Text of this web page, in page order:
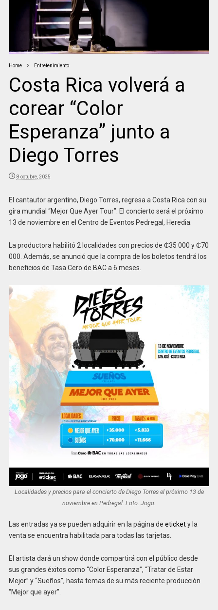
Home Entretenimiento
Costa Rica volverá a
corear “Color
Esperanza” junto a
Diego Torres
8 octubre, 2025
El cantautor argentino, Diego Torres, regresa a Costa Rica con su
gira mundial “Mejor Que Ayer Tour”. El concierto será el próximo
13 de noviembre en el Centro de Eventos Pedregal, Heredia.
La productora habilitó 2 localidades con precios de ₵35 000 y ₵70
000. Además, se anunció que la compra de los boletos tendrá los
beneficios de Tasa Cero de BAC a 6 meses.
Localidades y precios para el concierto de Diego Torres el próximo 13 de
noviembre en Pedregal. Foto: Jogo.
Las entradas ya se pueden adquirir en la página de etickety la
venta se encuentra habilitada para todas las tarjetas.
El artista dará un show donde compartirá con el público desde
sus grandes éxitos como “Color Esperanza”, “Tratar de Estar
Mejor” y “Sueños”, hasta temas de su más reciente producción
“Mejor que ayer”.